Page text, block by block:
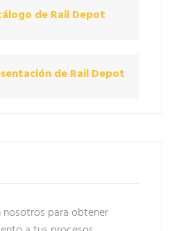
de Rail Depot
de Rail Depot
para obtener